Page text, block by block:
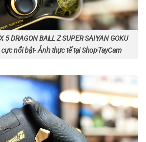
5 DRAGON BALL Z SUPER SAIYAN GOKU
nổi bật- Ảnh thực tế tại ShopTayCam